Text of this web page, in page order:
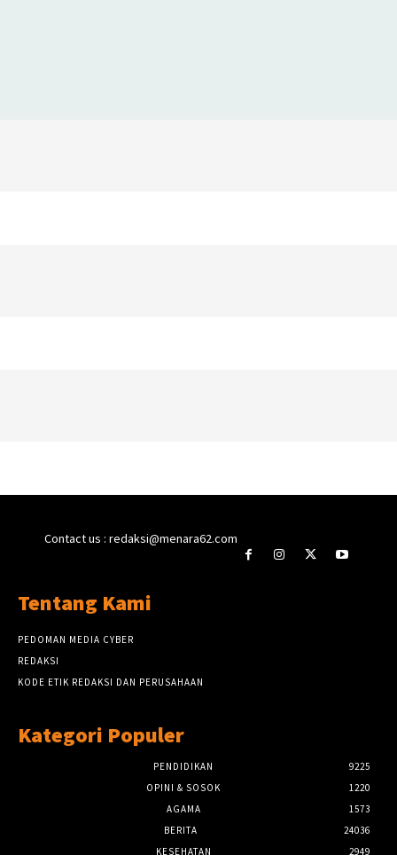
Contact us : redaksi@menara62.com
Tentang Kami
PEDOMAN MEDIA CYBER
REDAKSI
KODE ETIK REDAKSI DAN PERUSAHAAN
Kategori Populer
PENDIDIKAN
9225
OPINI & SOSOK
1220
AGAMA
1573
BERITA
24036
KESEHATAN
2949